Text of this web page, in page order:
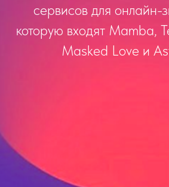
сервисов для онлайн-
которую входят Mamba,
Masked Love и